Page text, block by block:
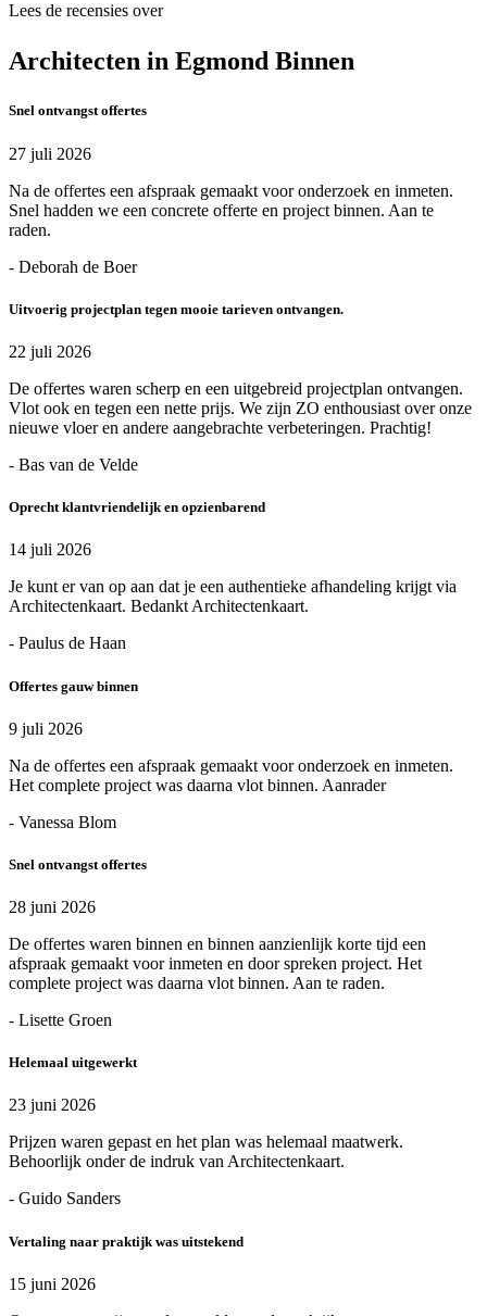
Lees de recensies over
Architecten in Egmond Binnen
Snel ontvangst offertes
27 juli 2026
Na de offertes een afspraak gemaakt voor onderzoek en inmeten.
Snel hadden we een concrete offerte en project binnen. Aan te
raden.
- Deborah de Boer
Uitvoerig projectplan tegen mooie tarieven ontvangen.
22 juli 2026
De offertes waren scherp en een uitgebreid projectplan ontvangen.
Vlot ook en tegen een nette prijs. We zijn ZO enthousiast over onze
nieuwe vloer en andere aangebrachte verbeteringen. Prachtig!
- Bas van de Velde
Oprecht klantvriendelijk en opzienbarend
14 juli 2026
Je kunt er van op aan dat je een authentieke afhandeling krijgt via
Architectenkaart. Bedankt Architectenkaart.
- Paulus de Haan
Offertes gauw binnen
9 juli 2026
Na de offertes een afspraak gemaakt voor onderzoek en inmeten.
Het complete project was daarna vlot binnen. Aanrader
- Vanessa Blom
Snel ontvangst offertes
28 juni 2026
De offertes waren binnen en binnen aanzienlijk korte tijd een
afspraak gemaakt voor inmeten en door spreken project. Het
complete project was daarna vlot binnen. Aan te raden.
- Lisette Groen
Helemaal uitgewerkt
23 juni 2026
Prijzen waren gepast en het plan was helemaal maatwerk.
Behoorlijk onder de indruk van Architectenkaart.
- Guido Sanders
Vertaling naar praktijk was uitstekend
15 juni 2026